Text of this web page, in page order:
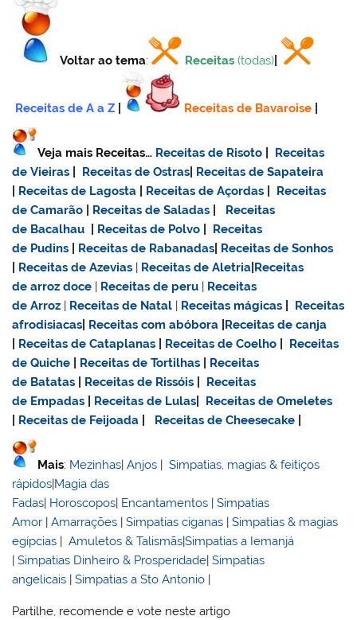
Voltar ao tema: Receitas (todas)
Receitas de A a Z Receitas de Bavaroise
Veja mais Receitas… Receitas de Risoto
Receitas
de Vieiras
Receitas de Ostras Receitas de Sapateira
Receitas de Lagosta Receitas de Açordas
Receitas
de Camarão
Receitas de Saladas
Receitas
de Bacalhau
Receitas de Polvo
Receitas
de Pudins
Receitas de Rabanadas Receitas de Sonhos
Receitas de Azevias | Receitas de Aletria Receitas
dearroz doce | Receitas de peru | Receitas
de Arroz | Receitas de Natal | Receitas mágicas
Receitas
afrodisiacas Receitas com abóbora Receitas de canja
Receitas de Cataplanas Receitas de Coelho
Receitas
de Quiche
Receitas de Tortilhas
Receitas
de Batatas
Receitas de Rissóis
Receitas
de Empadas
Receitas de Lulas
Receitas de Omeletes
Receitas de Feijoada Receitas de Cheesecake
Mais: Mezinhas |Anjos |Simpatias, magias & feitiços
rápidos Magia das
Fadas Horoscopos Encantamentos |Simpatias
Amor |Amarrações |Simpatias ciganas |Simpatias & magias
egípcias |Amuletos & Talismãs|Simpatias a Iemanjá
|Simpatias Dinheiro & Prosperidade |Simpatias
angelicais |Simpatias a Sto Antonio
Partilhe, recomende e vote neste artigo